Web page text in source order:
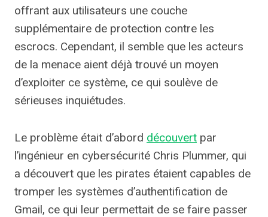
offrant aux utilisateurs une couche
supplémentaire de protection contre les
escrocs. Cependant, il semble que les acteurs
de la menace aient déjà trouvé un moyen
d’exploiter ce système, ce qui soulève de
sérieuses inquiétudes.
Le problème était d’abord découvert par
l’ingénieur en cybersécurité Chris Plummer, qui
a découvert que les pirates étaient capables de
tromper les systèmes d’authentification de
Gmail, ce qui leur permettait de se faire passer